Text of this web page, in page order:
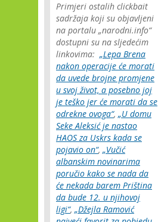
Primjeri ostalih clickbait
sadržaja koji su objavljeni
na portalu „narodni.info“
dostupni su na sljedećim
linkovima: „Lepa Brena
nakon operacije će morati
da uvede brojne promjene
u svoj život, a posebno joj
je teško jer će morati da se
odrekne ovoga“, „U domu
Seke Aleksić je nastao
HAOS za Uskrs kada se
pojavio on“, „Vučić
albanskim novinarima
poručio kako se nada da
će nekada barem Priština
da bude 12. u njihovoj
ligi“, „Džejla Ramović